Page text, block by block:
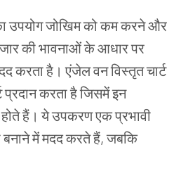
उपयोगजोखिमकोकमकरनेऔर
कीभावनाओंकेआधारपर
करताहै। एंजेलवनविस्तृतचार्ट
प्रदानकरताहैजिसमेंइन
होतेहैं। येउपकरणएकप्रभावी
बनानेमेंमददकरतेहैं,जबकि